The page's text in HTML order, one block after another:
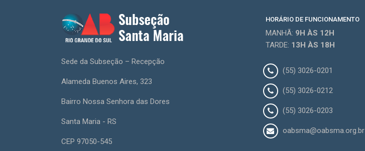
Sede da Subseção – Recepção
Alameda Buenos Aires, 323
Bairro Nossa Senhora das Dores
Santa Maria - RS
CEP 97050-545
HORÁRIO DE FUNCIONAMENTO
MANHÃ: 9H ÀS 12H
TARDE: 13H ÀS 18H
(55) 3026-0201
(55) 3026-0212
(55) 3026-0203
oabsma@oabsma.org.br